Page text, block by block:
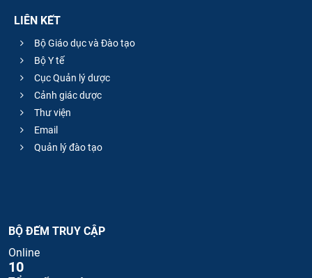
LIÊN KẾT
Bộ Giáo dục và Đào tạo
Bộ Y tế
Cục Quản lý dược
Cảnh giác dược
Thư viện
Email
Quản lý đào tạo
BỘ ĐẾM TRUY CẬP
Online
10